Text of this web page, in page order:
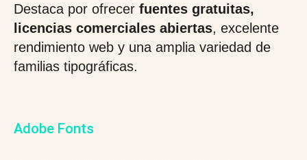
Destaca por ofrecer fuentes gratuitas,
licencias comerciales abiertas, excelente
rendimiento web y una amplia variedad de
familias tipográficas.
Adobe Fonts